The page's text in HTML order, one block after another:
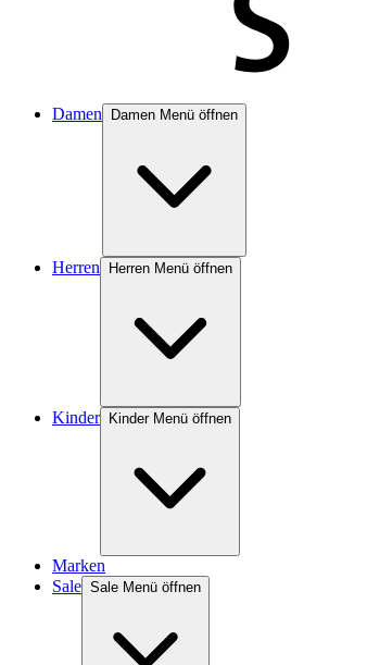
Damen Damen Menü öffnen
Herren Herren Menü öffnen
Kinder Kinder Menü öffnen
Marken
Sale Sale Menü öffnen